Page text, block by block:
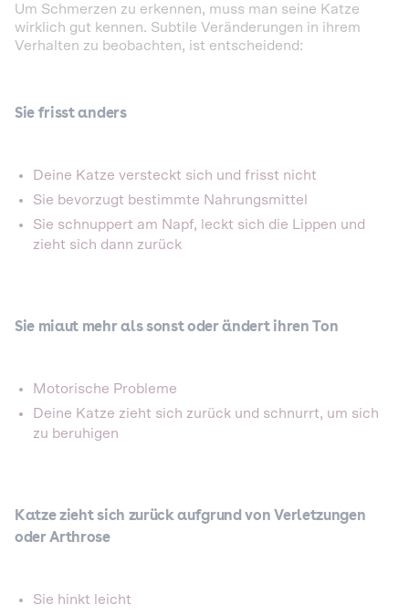
Um Schmerzen zu erkennen, muss man seine Katze
wirklich gut kennen. Subtile Veränderungen in ihrem
Verhalten zu beobachten, ist entscheidend:
Sie frisst anders
Deine Katze versteckt sich und frisst nicht
Sie bevorzugt bestimmte Nahrungsmittel
Sie schnuppert am Napf, leckt sich die Lippen und
zieht sich dann zurück
Sie miaut mehr als sonst oder ändert ihren Ton
Motorische Probleme
Deine Katze zieht sich zurück und schnurrt, um sich
zu beruhigen
Katze zieht sich zurück aufgrund von Verletzungen
oder Arthrose
Sie hinkt leicht